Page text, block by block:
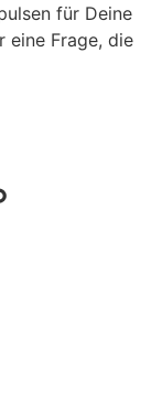
für Deine
eine Frage, die
∞